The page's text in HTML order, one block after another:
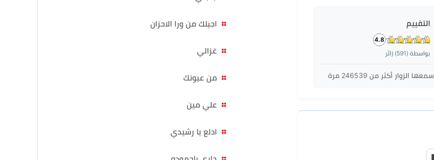
التقييم
4.8
بواسطة ( 591) زائر
سمعها الزوار أكثر من 246539 مرة
اجيلك من ورا الاحزان
غزالي
من عيونك
علي مين
ادلع يا رشيدي